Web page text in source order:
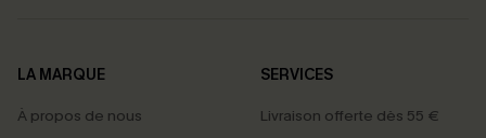
LA MARQUE
À propos de nous
SERVICES
Livraison offerte dès 55 €